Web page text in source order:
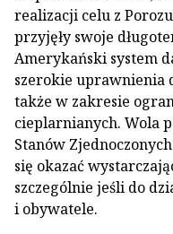
realizacji celu z
przyjęły swoje
Amerykański system
szerokie uprawnienia
także w zakresie
cieplarnianych. Wola
Stanów
się okazać
szczególnie jeśli do
i obywatele.